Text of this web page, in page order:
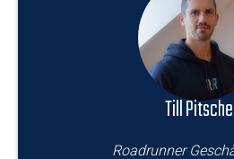
Till
Roadrunner